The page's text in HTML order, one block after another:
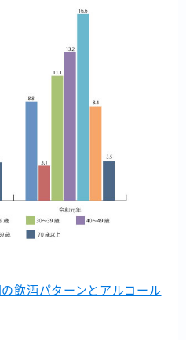
飲酒パターンとアルコール